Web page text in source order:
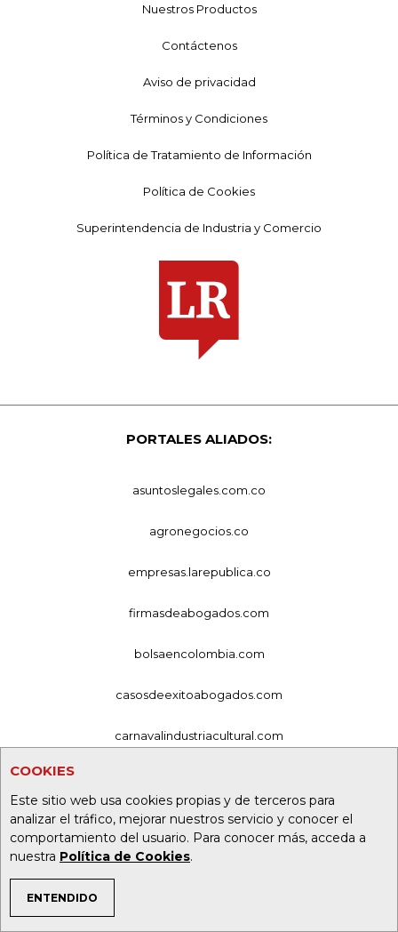
COOKIES
Este sitio web usa cookies propias y de terceros para
analizar el tráfico, mejorar nuestros servicio y conocer el
comportamiento del usuario. Para conocer más, acceda a
nuestra Política de Cookies.
ENTENDIDO
TEMAS DE INTERÉS
Nuestros Productos
Contáctenos
Aviso de privacidad
Términos y Condiciones
Política de Tratamiento de Información
Política de Cookies
Superintendencia de Industria y Comercio
PORTALES ALIADOS:
asuntoslegales.com.co
agronegocios.co
empresas.larepublica.co
firmasdeabogados.com
bolsaencolombia.com
casosdeexitoabogados.com
carnavalindustriacultural.com
rcnradio.com
noticiasrcn.com